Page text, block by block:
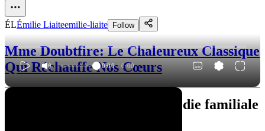
ÉLÉmilie Liaiteemilie-liaite Follow
Mme Doubtfire: Le Chaleureux Classique
Qui Réchauffe Nos Cœurs
0:00 / 0:00
"Mme Doubtfire": Une comédie familiale